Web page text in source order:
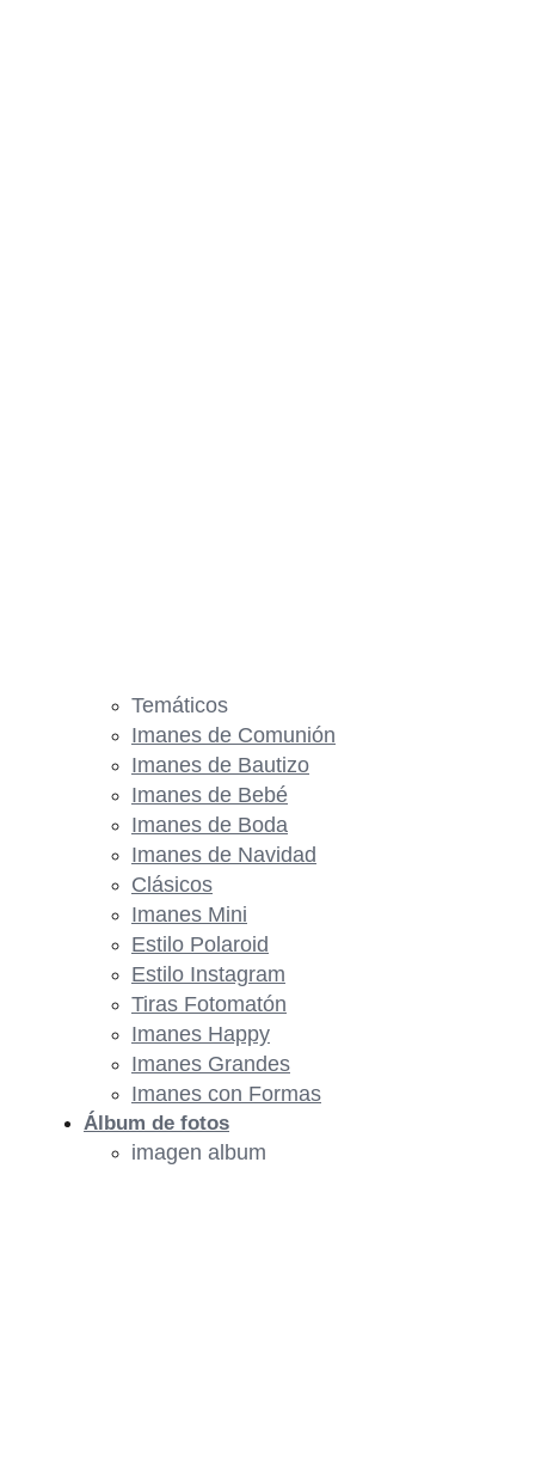
Temáticos
Imanes de Comunión
Imanes de Bautizo
Imanes de Bebé
Imanes de Boda
Imanes de Navidad
Clásicos
Imanes Mini
Estilo Polaroid
Estilo Instagram
Tiras Fotomatón
Imanes Happy
Imanes Grandes
Imanes con Formas
Álbum de fotos
imagen album